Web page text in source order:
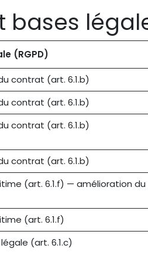
bases
(RGPD)
contrat (art. 6.1.b)
contrat (art. 6.1.b)
contrat (art. 6.1.b)
contrat (art. 6.1.b)
(art. 6.1.f) — amélioration du
(art. 6.1.f)
(art. 6.1.c)